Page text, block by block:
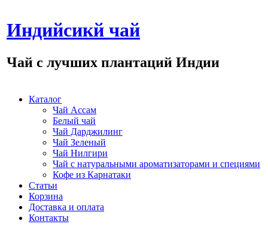
Индийсикй чай
Чай с лучших плантаций Индии
Каталог
Чай Ассам
Белый чай
Чай Дарджилинг
Чай Зеленый
Чай Нилгири
Чай с натуральными ароматизаторами и специями
Кофе из Карнатаки
Статьи
Корзина
Доставка и оплата
Контакты